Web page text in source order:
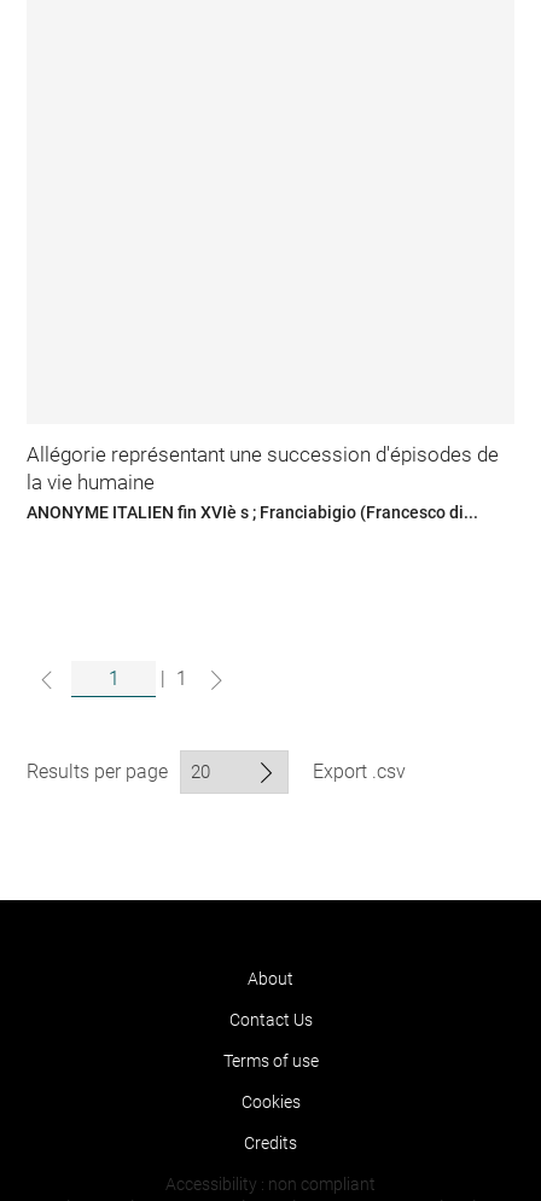
Allégorie représentant une succession d'épisodes de
la vie humaine
ANONYME ITALIEN fin XVIè s ; Franciabigio (Francesco di...
| 1
Results per page Export .csv
About
Contact Us
Terms of use
Cookies
Credits
Accessibility : non compliant